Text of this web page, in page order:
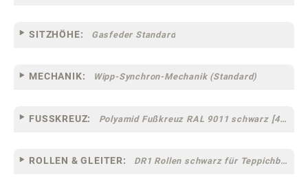
SITZHÖHE: Gasfeder Standard
MECHANIK: Wipp-Synchron-Mechanik (Standard)
FUSSKREUZ: Polyamid Fußkreuz RAL 9011 schwarz [44]
ROLLEN & GLEITER: DR1 Rollen schwarz für Teppichböden [10]